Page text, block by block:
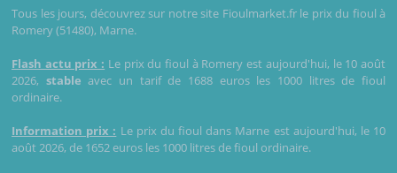
Tous les jours, découvrez sur notre site Fioulmarket.fr le prix du fioul à
Romery (51480), Marne.
Flash actu prix : Le prix du fioul à Romery est aujourd'hui, le 10 août
2026, stable avec un tarif de 1688 euros les 1000 litres de fioul
ordinaire.
Information prix : Le prix du fioul dans Marne est aujourd'hui, le 10
août 2026, de 1652 euros les 1000 litres de fioul ordinaire.